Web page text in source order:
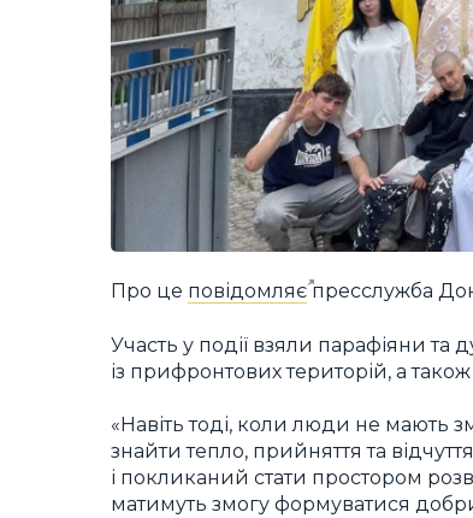
Про це повідомляєпресслужба
Участь у події взяли парафіяни та
із прифронтових територій, а
«Навіть тоді, коли люди не мають
знайти тепло, прийняття та
і покликаний стати простором
матимуть змогу формуватися